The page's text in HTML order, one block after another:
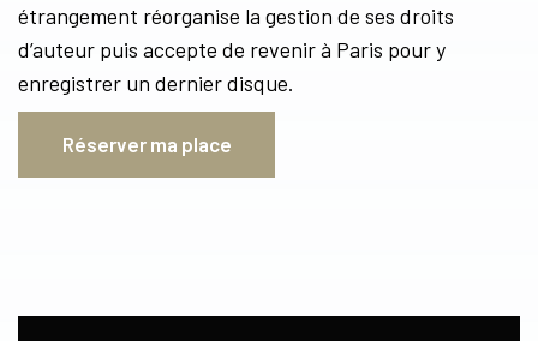
étrangement réorganise la gestion de ses droits
d’auteur puis accepte de revenir à Paris pour y
enregistrer un dernier disque.
Réserver ma place